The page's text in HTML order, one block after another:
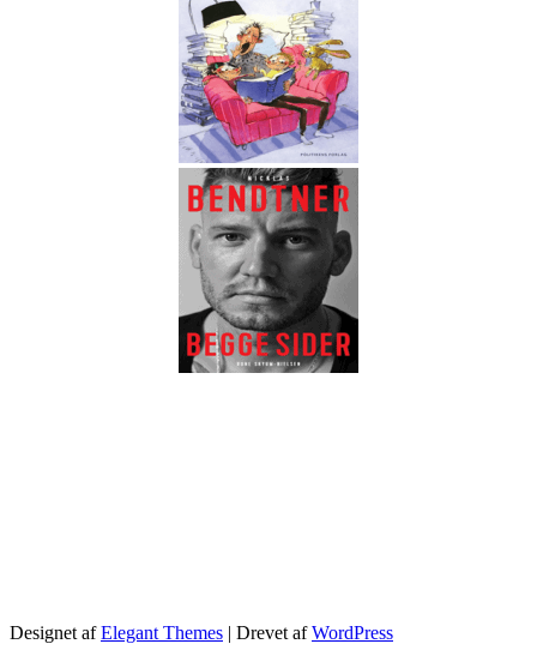
Designet afElegant Themes | Drevet afWordPress